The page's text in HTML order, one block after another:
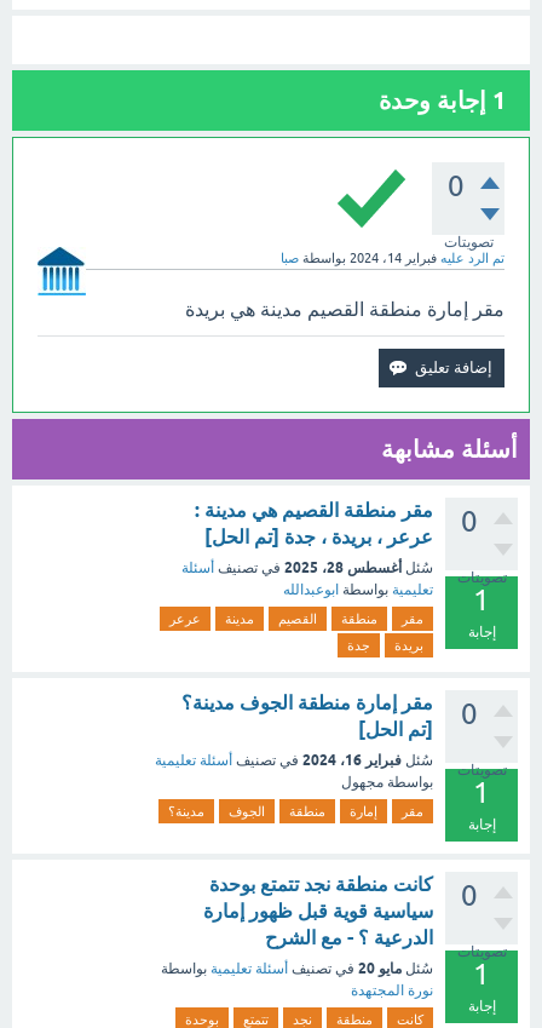
1 إجابة وحدة
0
تصويتات
تم الرد عليه فبراير 14، 2024 بواسطة صبا
مقر إمارة منطقة القصيم مدينة هي بريدة
أسئلة مشابهة
0
تصويتات
1
إجابة
مقر منطقة القصيم هي مدينة :
عرعر ، بريدة ، جدة [تم الحل]
سُئل أغسطس 28، 2025 في تصنيف أسئلة
تعليمية بواسطة ابوعبدالله
مقر منطقة القصيم مدينة
عرعر
بريدة
جدة
0
تصويتات
1
إجابة
مقر إمارة منطقة الجوف مدينة؟
[تم الحل]
سُئل فبراير 16، 2024 في تصنيف أسئلة تعليمية
بواسطة مجهول
مقر إمارة منطقة الجوف مدينة؟
0
تصويتات
1
إجابة
كانت منطقة نجد تتمتع بوحدة
سياسية قوية قبل ظهور إمارة
الدرعية ؟ - مع الشرح
سُئل مايو 20 في تصنيف أسئلة تعليمية بواسطة
نورة المجتهدة
كانت منطقة نجد تتمتع
بوحدة